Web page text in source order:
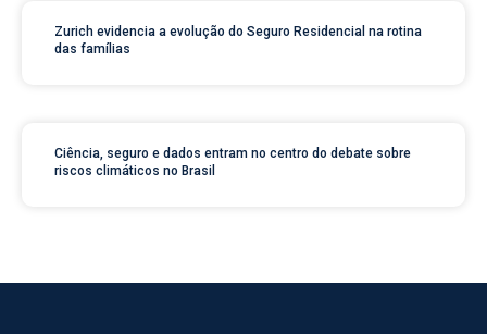
Zurich evidencia a evolução do Seguro Residencial na rotina
das famílias
Ciência, seguro e dados entram no centro do debate sobre
riscos climáticos no Brasil